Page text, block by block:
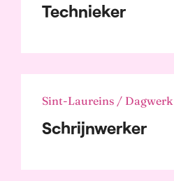
Technieker
Sint-Laureins / Dagwerk
Schrijnwerker